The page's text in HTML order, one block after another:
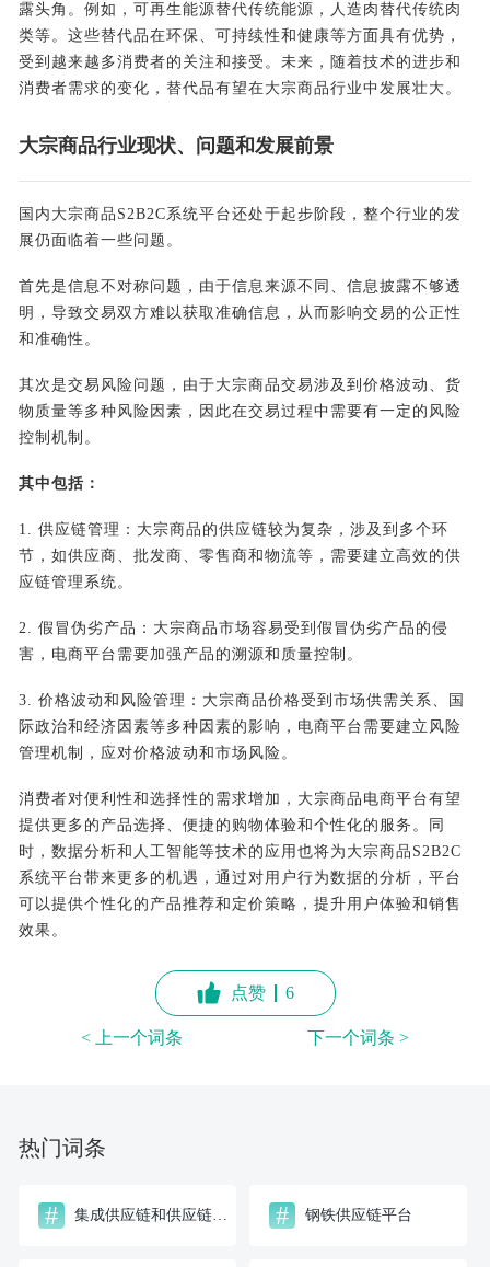
露头角。例如，可再生能源替代传统能源，人造肉替代传统肉
类等。这些替代品在环保、可持续性和健康等方面具有优势，
受到越来越多消费者的关注和接受。未来，随着技术的进步和
消费者需求的变化，替代品有望在大宗商品行业中发展壮大。
大宗商品行业现状、问题和发展前景
国内大宗商品S2B2C系统平台还处于起步阶段，整个行业的发
展仍面临着一些问题。
首先是信息不对称问题，由于信息来源不同、信息披露不够透
明，导致交易双方难以获取准确信息，从而影响交易的公正性
和准确性。
其次是交易风险问题，由于大宗商品交易涉及到价格波动、货
物质量等多种风险因素，因此在交易过程中需要有一定的风险
控制机制。
其中包括：
1. 供应链管理：大宗商品的供应链较为复杂，涉及到多个环
节，如供应商、批发商、零售商和物流等，需要建立高效的供
应链管理系统。
2. 假冒伪劣产品：大宗商品市场容易受到假冒伪劣产品的侵
害，电商平台需要加强产品的溯源和质量控制。
3. 价格波动和风险管理：大宗商品价格受到市场供需关系、国
际政治和经济因素等多种因素的影响，电商平台需要建立风险
管理机制，应对价格波动和市场风险。
消费者对便利性和选择性的需求增加，大宗商品电商平台有望
提供更多的产品选择、便捷的购物体验和个性化的服务。同
时，数据分析和人工智能等技术的应用也将为大宗商品S2B2C
系统平台带来更多的机遇，通过对用户行为数据的分析，平台
可以提供个性化的产品推荐和定价策略，提升用户体验和销售
效果。
点赞 6
< 上一个词条 下一个词条 >
热门词条
# 集成供应链和供应链的区别 # 钢铁供应链平台